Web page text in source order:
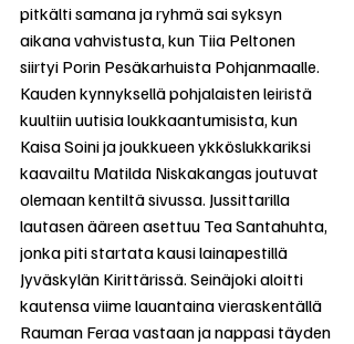
pitkälti samana ja ryhmä sai syksyn
aikana vahvistusta, kun Tiia Peltonen
siirtyi Porin Pesäkarhuista Pohjanmaalle.
Kauden kynnyksellä pohjalaisten leiristä
kuultiin uutisia loukkaantumisista, kun
Kaisa Soini ja joukkueen ykköslukkariksi
kaavailtu Matilda Niskakangas joutuvat
olemaan kentiltä sivussa. Jussittarilla
lautasen ääreen asettuu Tea Santahuhta,
jonka piti startata kausi lainapestillä
Jyväskylän Kirittärissä. Seinäjoki aloitti
kautensa viime lauantaina vieraskentällä
Rauman Feraa vastaan ja nappasi täyden